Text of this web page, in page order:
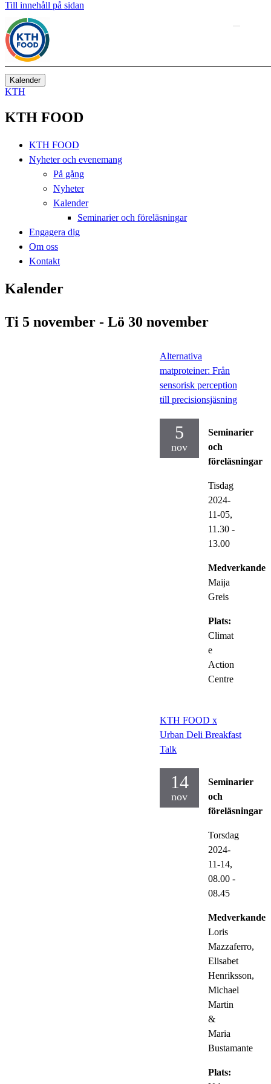
Till innehåll på sidan
Kalender
KTH
KTH FOOD
KTH FOOD
Nyheter och evenemang
På gång
Nyheter
Kalender
Seminarier och föreläsningar
Engagera dig
Om oss
Kontakt
Kalender
Ti 5 november - Lö 30 november
Alternativa
matproteiner: Från
sensorisk perception
till precisionsjäsning
5
nov
Seminarier
och
föreläsningar
Tisdag
2024-
11-05,
11.30 -
13.00
Medverkande:
Maija
Greis
Plats:
Climat
e
Action
Centre
KTH FOOD x
Urban Deli Breakfast
Talk
14
nov
Seminarier
och
föreläsningar
Torsdag
2024-
11-14,
08.00 -
08.45
Medverkande:
Loris
Mazzaferro,
Elisabet
Henriksson,
Michael
Martin
&
Maria
Bustamante
Plats: